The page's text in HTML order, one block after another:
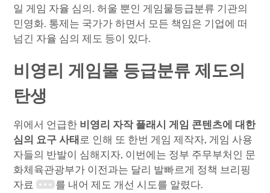
일 게임 자율 심의. 허울 뿐인 게임물등급분류 기관의
민영화. 통제는 국가가 하면서 모든 책임은 기업에 떠
넘긴 자율 심의 제도 등이 있다.
비영리 게임물 등급분류 제도의
탄생
위에서 언급한 비영리 자작 플래시 게임 콘텐츠에 대한
심의 요구 사태 로 인해 또 한번 게임 제작자, 게임 사용
자들의 반발이 심해지자, 이번에는 정부 주무부처인 문
화체육관광부가 이전과는 달리 발빠르게 정책 브리핑
자료
를 내어 제도 개선 시도를 알렸다.